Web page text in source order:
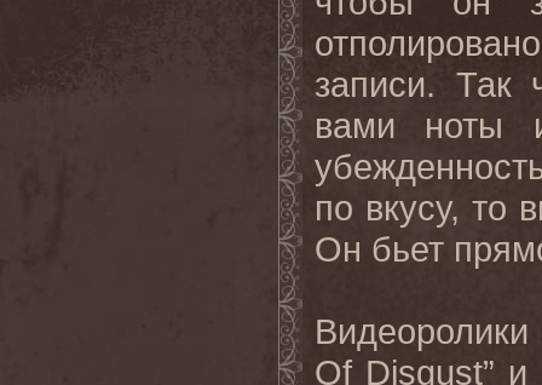
записи. Так
вами ноты
по вкусу, то
Он бьет
Of Disgust” и